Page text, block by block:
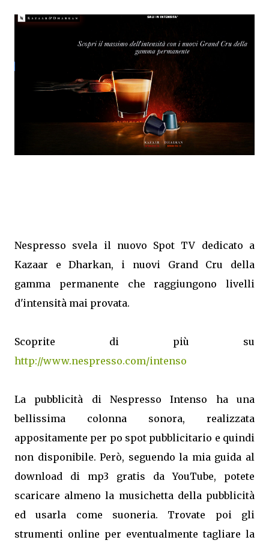
Nespresso svela il nuovo Spot TV dedicato a
Kazaar e Dharkan, i nuovi Grand Cru della
gamma permanente che raggiungono livelli
d'intensità mai provata.
Scoprite di più su
http://www.nespresso.com/intenso
La pubblicità di Nespresso Intenso ha una
bellissima colonna sonora, realizzata
appositamente per po spot pubblicitario e quindi
non disponibile. Però, seguendo la mia guida al
download di mp3 gratis da YouTube, potete
scaricare almeno la musichetta della pubblicità
ed usarla come suoneria. Trovate poi gli
strumenti online per eventualmente tagliare la